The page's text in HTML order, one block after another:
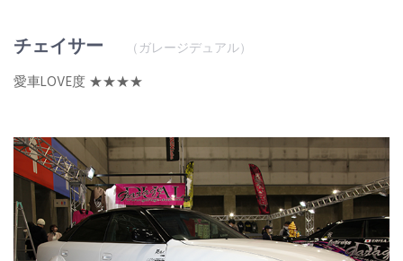
チェイサー （ガレージデュアル）
愛車LOVE度 ★★★★